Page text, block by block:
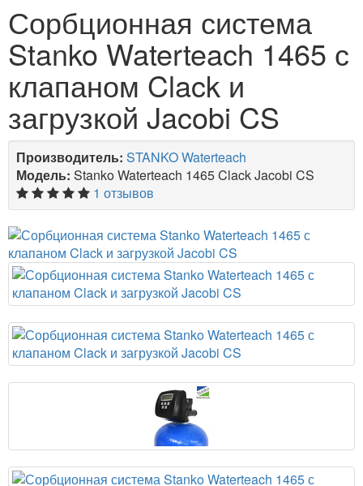
Сорбционная система
Stanko Waterteach 1465 с
клапаном Clack и
загрузкой Jacobi CS
Производитель: STANKO Waterteach
Модель: Stanko Waterteach 1465 Clack Jacobi CS
1 отзывов